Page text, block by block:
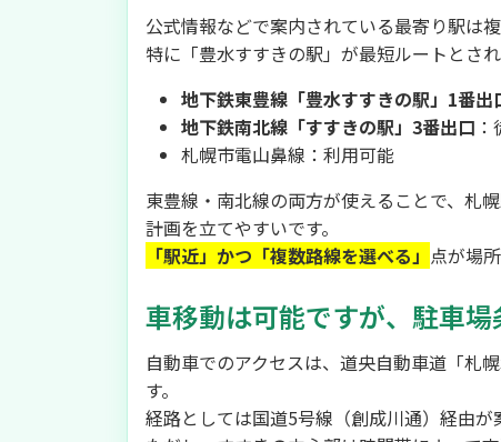
公式情報などで案内されている最寄り駅は複
特に「豊水すすきの駅」が最短ルートとされ
地下鉄東豊線「豊水すすきの駅」1番出
地下鉄南北線「すすきの駅」3番出口
札幌市電山鼻線：利用可能
東豊線・南北線の両方が使えることで、札
計画を立てやすいです。
「駅近」かつ「複数路線を選べる」 点が場
車移動は可能ですが、駐車
自動車でのアクセスは、道央自動車道「札
す。
経路としては国道5号線（創成川通）経由が